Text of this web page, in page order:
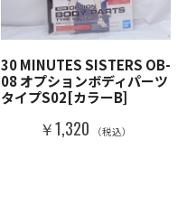
30 MINUTES SISTERS OB-
08 オプションボディパーツ
タイプS02[カラーB]
￥1,320 （税込）